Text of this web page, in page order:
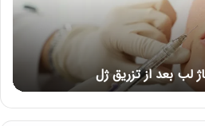
لب بعد از تزریق ژل